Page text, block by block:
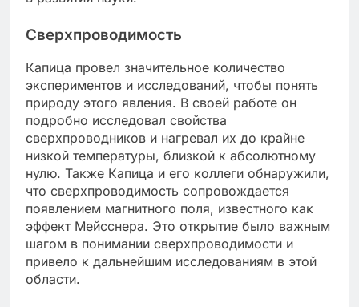
Сверхпроводимость
Капица провел значительное количество
экспериментов и исследований, чтобы понять
природу этого явления. В своей работе он
подробно исследовал свойства
сверхпроводников и нагревал их до крайне
низкой температуры, близкой к абсолютному
нулю. Также Капица и его коллеги обнаружили,
что сверхпроводимость сопровождается
появлением магнитного поля, известного как
эффект Мейсснера. Это открытие было важным
шагом в понимании сверхпроводимости и
привело к дальнейшим исследованиям в этой
области.